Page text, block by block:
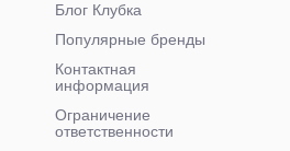
Блог Клубка
Популярные бренды
Контактная
информация
Ограничение
ответственности